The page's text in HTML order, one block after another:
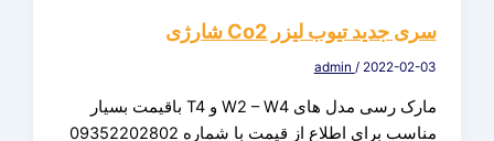
سری جدید تیوب لیزر Co2 شارژی
admin / 2022-02-03
مارک رسی مدل های W2 – W4 و T4 باقیمت بسیار
مناسب برای اطلاع از قیمت با شماره 09352202802